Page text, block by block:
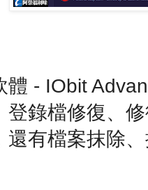
體 - IObit
登錄檔修復、
還有檔案抹除